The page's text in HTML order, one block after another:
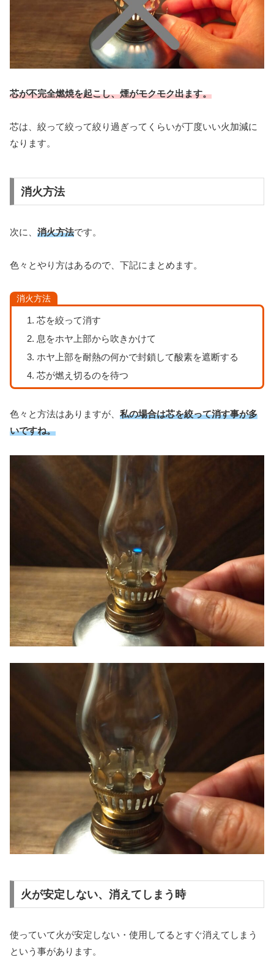
芯が不完全燃焼を起こし、煙がモクモク出ます。
芯は、絞って絞って絞り過ぎってくらいが丁度いい火加減に
なります。
消火方法
次に、 消火方法です。
色々とやり方はあるので、下記にまとめます。
消火方法
芯を絞って消す
息をホヤ上部から吹きかけて
ホヤ上部を耐熱の何かで封鎖して酸素を遮断する
芯が燃え切るのを待つ
色々と方法はありますが、 私の場合は芯を絞って消す事が多
いですね。
火が安定しない、消えてしまう時
使っていて火が安定しない・使用してるとすぐ消えてしまう
という事があります。